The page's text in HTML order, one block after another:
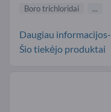
Boro trichloridai
...
Daugiau informacijos-
Šio tiekėjo produktai